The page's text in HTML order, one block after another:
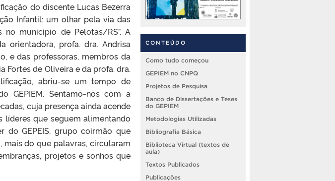
do discente Lucas Bezerra
Infantil: um olhar pela via das
no município de Pelotas/RS”. A
orientadora, profa. dra. Andrisa
e das professoras, membros da
Fortes de Oliveira e da profa. dra.
abriu-se um tempo de
GEPIEM. Sentamo-nos com a
cuja presença ainda acende
líderes que seguem alimentando
do GEPEIS, grupo coirmão que
mais do que palavras, circularam
projetos e sonhos que
CONTEÚDO
Como tudo começou
GEPIEM no CNPQ
Projetos de Pesquisa
Banco de Dissertações e Teses
do GEPIEM
Metodologias Utilizadas
Bibliografia Básica
Biblioteca Virtual (textos de
aula)
Textos Publicados
Publicações